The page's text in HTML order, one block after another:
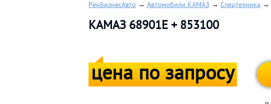
РенБизнесАвто → Автомобили КАМАЗ → Спецтехника →
КАМАЗ 68901Е + 853100
цена по запросу